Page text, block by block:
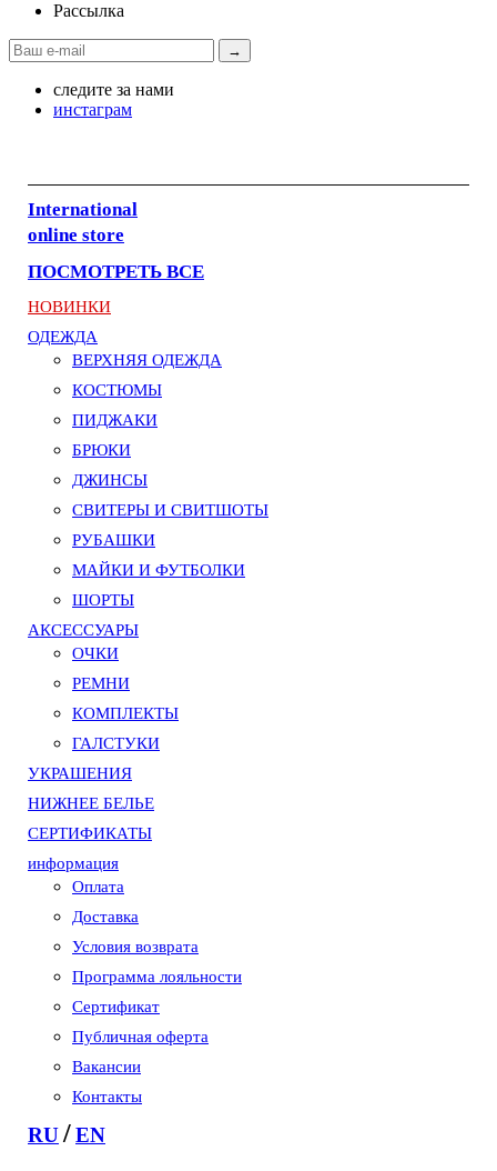
Рассылка
→
следите за нами
инстаграм
International
online store
ПОСМОТРЕТЬ ВСЕ
НОВИНКИ
ОДЕЖДА
ВЕРХНЯЯ ОДЕЖДА
КОСТЮМЫ
ПИДЖАКИ
БРЮКИ
ДЖИНСЫ
СВИТЕРЫ И СВИТШОТЫ
РУБАШКИ
МАЙКИ И ФУТБОЛКИ
ШОРТЫ
АКСЕССУАРЫ
ОЧКИ
РЕМНИ
КОМПЛЕКТЫ
ГАЛСТУКИ
УКРАШЕНИЯ
НИЖНЕЕ БЕЛЬЕ
СЕРТИФИКАТЫ
информация
Оплата
Доставка
Условия возврата
Программа лояльности
Сертификат
Публичная оферта
Вакансии
Контакты
RU/EN